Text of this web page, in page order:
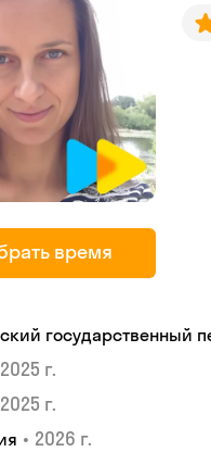
время
государственный
2025 г.
2025 г.
• 2026 г.